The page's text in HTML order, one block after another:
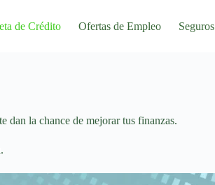
de Crédito Ofertas de Empleo Seguros
dan la chance de mejorar tus finanzas.